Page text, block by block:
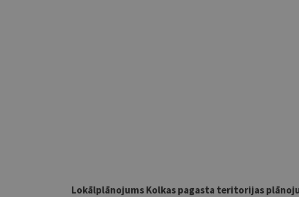
Lokālplānojums Kolkas pagasta teritorijas